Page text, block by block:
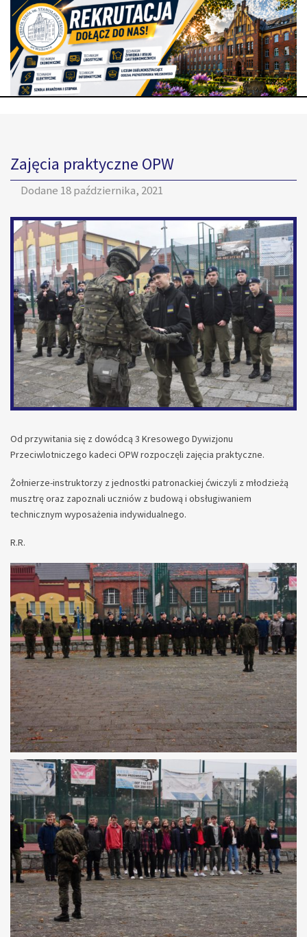
Zajęcia praktyczne OPW
Dodane 18 października, 2021
Od przywitania się z dowódcą 3 Kresowego Dywizjonu
Przeciwlotniczego kadeci OPW rozpoczęli zajęcia praktyczne.
Żołnierze-instruktorzy z jednostki patronackiej ćwiczyli z młodzieżą
musztrę oraz zapoznali uczniów z budową i obsługiwaniem
technicznym wyposażenia indywidualnego.
R.R.